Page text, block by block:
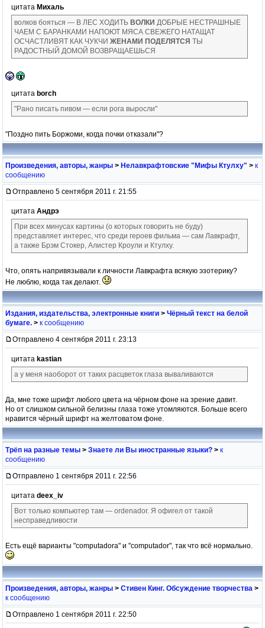
цитата Михаль
волков бояться — В ЛЕС ХОДИТЬ ВОЛКИ ДОБРЫЕ НЕСТРАШНЫЕ
ЧАЕМ С БАРАНКАМИ НАПОЮТ МЯСА СВЕЖЕГО НАТАЩАТ
ОСЧАСТЛИВЯТ КАК ЧУКЧИ ЖЕНАМИ ПОДЕЛЯТСЯ ТЫ
РАДОСТНЫЙ ДОМОЙ ВОЗВРАЩАЕШЬСЯ
цитата borch
"Рано писать пивом — если рога выросли"
"Поздно пить Боржоми, когда почки отказали"?
Произведения, авторы, жанры > Нелавкрафтовские "Мифы Ктулху" > к
сообщению
Отправлено 5 сентября 2011 г. 21:55
цитата Андрэ
При всех минусах картины (о которых говорить не буду)
представляет интерес, что среди героев фильма — сам Лавкрафт,
а также Брэм Стокер, Алистер Кроули и Ктулху.
Что, опять напривязывали к личности Лавкрафта всякую эзотерику?
Не люблю, когда так делают.
Издания, издательства, электронные книги > Чёрный текст на белой
бумаге. > к сообщению
Отправлено 4 сентября 2011 г. 23:13
цитата kastian
а у меня наоборот от таких расцветок глаза вываливаются
Да, мне тоже шрифт любого цвета на чёрном фоне на зрение давит.
Но от слишком сильной белизны глаза тоже утомляются. Больше всего
нравится чёрный шрифт на желтоватом фоне.
Трёп на разные темы > Знаете ли Вы иностранные языки? > к
сообщению
Отправлено 1 сентября 2011 г. 22:56
цитата deex_iv
Вот только компьютер там — ordenador. Я офигел от такой
несправедливости
Есть ещё варианты "computadora" и "computador", так что всё нормально.
Произведения, авторы, жанры > Стивен Кинг. Обсуждение творчества >
к сообщению
Отправлено 1 сентября 2011 г. 22:50